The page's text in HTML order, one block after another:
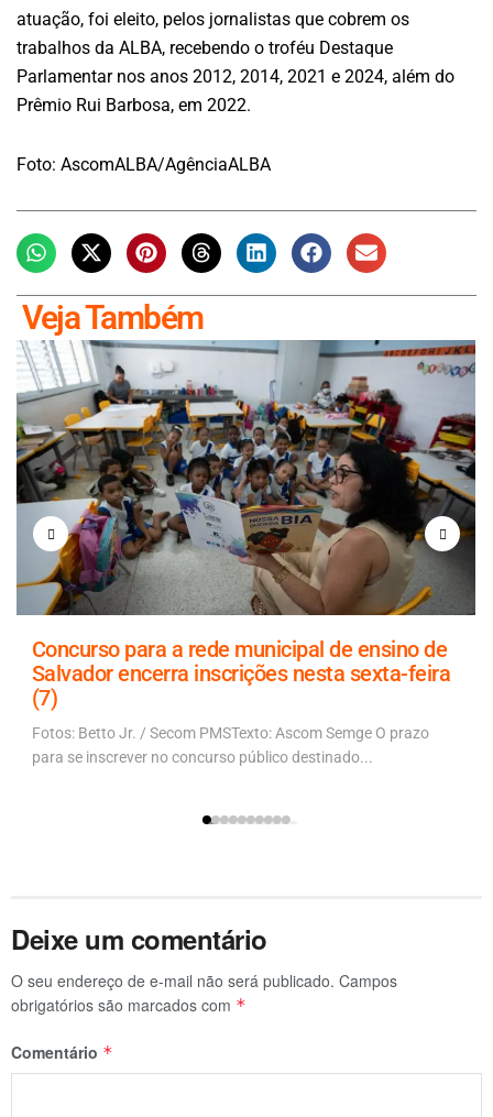
atuação, foi eleito, pelos jornalistas que cobrem os
trabalhos da ALBA, recebendo o troféu Destaque
Parlamentar nos anos 2012, 2014, 2021 e 2024, além do
Prêmio Rui Barbosa, em 2022.
Foto: AscomALBA/AgênciaALBA
Veja Também
Concurso para a rede municipal de ensino de
Salvador encerra inscrições nesta sexta-feira
(7)
Fotos: Betto Jr. / Secom PMSTexto: Ascom Semge O prazo
para se inscrever no concurso público destinado...
Deixe um comentário
O seu endereço de e-mail não será publicado. Campos
obrigatórios são marcados com *
Comentário *